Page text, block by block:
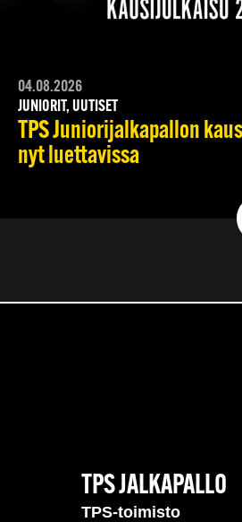
04.08.2026
JUNIORIT, UUTISET
TPS Juniorijalkapallon
nyt luettavissa
TPS JALKAPALLO
TPS-toimisto